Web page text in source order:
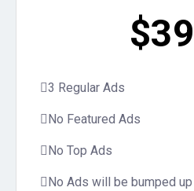
$39
3 Regular Ads
No Featured Ads
No Top Ads
No Ads will be bumped up